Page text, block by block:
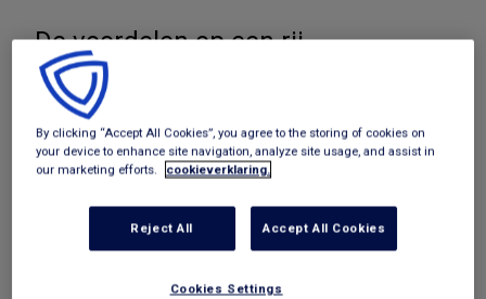
De voordelen op een rij
Bekijk aanbod
Beste tarief per aanbieder
By clicking “Accept All Cookies”, you agree to the storing of cookies on
your device to enhance site navigation, analyze site usage, and assist in
our marketing efforts.
cookieverklaring.
Reject All Accept All Cookies
Cookies Settings